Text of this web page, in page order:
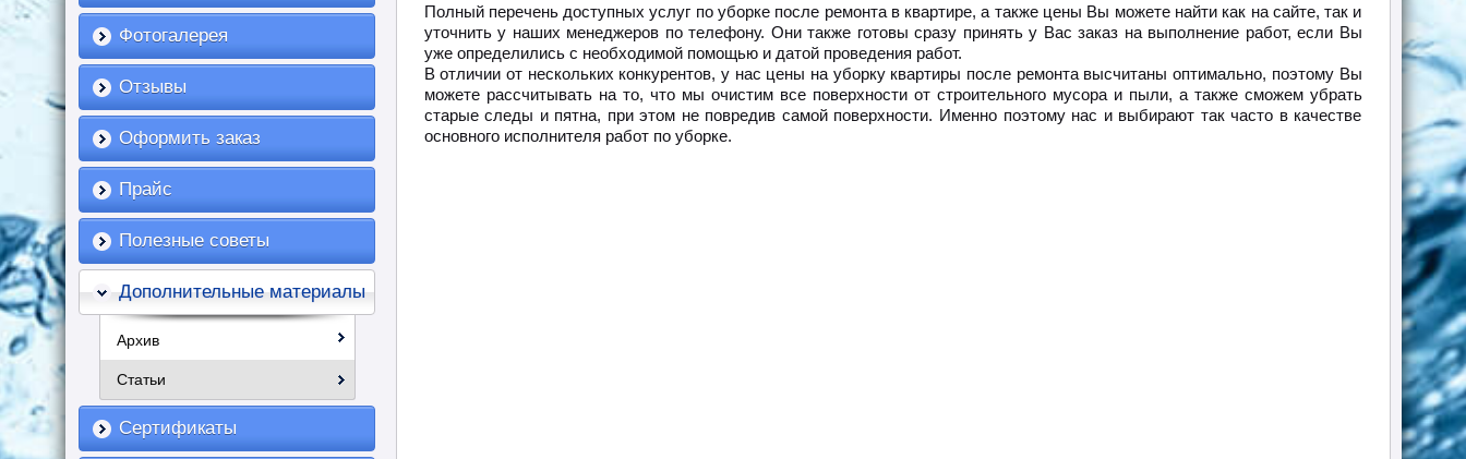
Фотогалерея
Отзывы
Оформить заказ
Прайс
Полезные советы
Дополнительные материалы
Архив
Статьи
Сертификаты
Полный перечень доступных услуг по уборке после ремонта в квартире, а также цены Вы можете найти как на сайте, так и
уточнить у наших менеджеров по телефону. Они также готовы сразу принять у Вас заказ на выполнение работ, если Вы
уже определились с необходимой помощью и датой проведения работ.
В отличии от нескольких конкурентов, у нас цены на уборку квартиры после ремонта высчитаны оптимально, поэтому Вы
можете рассчитывать на то, что мы очистим все поверхности от строительного мусора и пыли, а также сможем убрать
старые следы и пятна, при этом не повредив самой поверхности. Именно поэтому нас и выбирают так часто в качестве
основного исполнителя работ по уборке.